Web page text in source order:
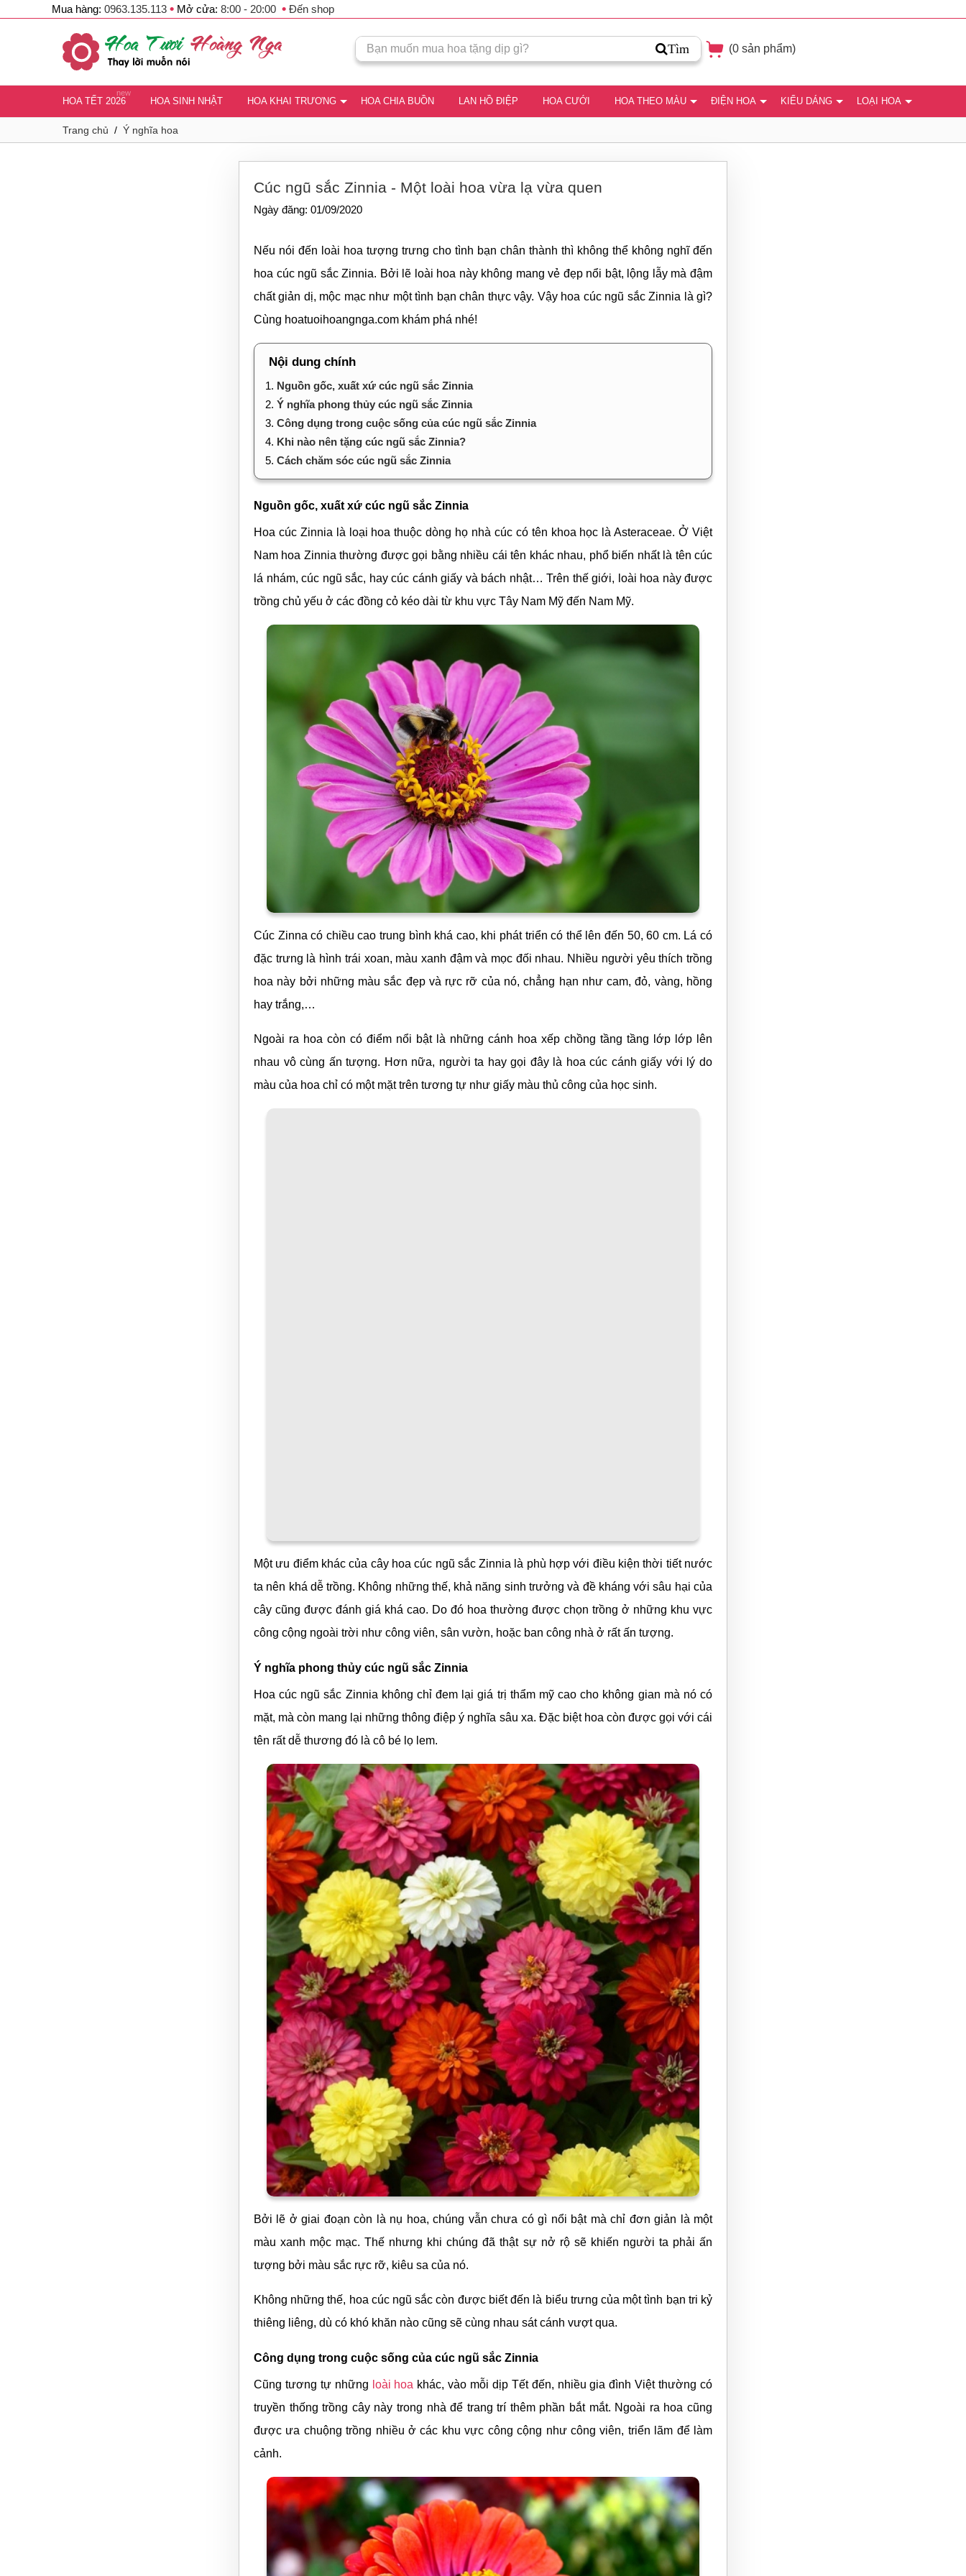
Mua hàng: 0963.135.113 • Mở cửa: 8:00 - 20:00 • Đến shop
Tìm (0 sản phẩm)
new
HOA TẾT 2026 HOA SINH NHẬT HOA KHAI TRƯƠNG HOA CHIA BUỒN LAN HỒ ĐIỆP HOA CƯỚI HOA THEO MÀU ĐIỆN HOA KIỂU DÁNG LOẠI HOA
Trang chủ / Ý nghĩa hoa
Cúc ngũ sắc Zinnia - Một loài hoa vừa lạ vừa quen
Ngày đăng: 01/09/2020
Nếu nói đến loài hoa tượng trưng cho tình bạn chân thành thì không thể không nghĩ đến
hoa cúc ngũ sắc Zinnia. Bởi lẽ loài hoa này không mang vẻ đẹp nổi bật, lộng lẫy mà đậm
chất giản dị, mộc mạc như một tình bạn chân thực vậy. Vậy hoa cúc ngũ sắc Zinnia là gì?
Cùng hoatuoihoangnga.com khám phá nhé!
Nội dung chính
1. Nguồn gốc, xuất xứ cúc ngũ sắc Zinnia
2. Ý nghĩa phong thủy cúc ngũ sắc Zinnia
3. Công dụng trong cuộc sống của cúc ngũ sắc Zinnia
4. Khi nào nên tặng cúc ngũ sắc Zinnia?
5. Cách chăm sóc cúc ngũ sắc Zinnia
Nguồn gốc, xuất xứ cúc ngũ sắc Zinnia
Hoa cúc Zinnia là loại hoa thuộc dòng họ nhà cúc có tên khoa học là Asteraceae. Ở Việt
Nam hoa Zinnia thường được gọi bằng nhiều cái tên khác nhau, phổ biến nhất là tên cúc
lá nhám, cúc ngũ sắc, hay cúc cánh giấy và bách nhật… Trên thế giới, loài hoa này được
trồng chủ yếu ở các đồng cỏ kéo dài từ khu vực Tây Nam Mỹ đến Nam Mỹ.
Cúc Zinna có chiều cao trung bình khá cao, khi phát triển có thể lên đến 50, 60 cm. Lá có
đặc trưng là hình trái xoan, màu xanh đậm và mọc đối nhau. Nhiều người yêu thích trồng
hoa này bởi những màu sắc đẹp và rực rỡ của nó, chẳng hạn như cam, đỏ, vàng, hồng
hay trắng,…
Ngoài ra hoa còn có điểm nổi bật là những cánh hoa xếp chồng tầng tầng lớp lớp lên
nhau vô cùng ấn tượng. Hơn nữa, người ta hay gọi đây là hoa cúc cánh giấy với lý do
màu của hoa chỉ có một mặt trên tương tự như giấy màu thủ công của học sinh.
Bởi lẽ ở giai đoạn còn là nụ hoa, chúng vẫn chưa có gì nổi bật mà chỉ đơn giản là một
màu xanh mộc mạc. Thế nhưng khi chúng đã thật sự nở rộ sẽ khiến người ta phải ấn
tượng bởi màu sắc rực rỡ, kiêu sa của nó.
Không những thế, hoa cúc ngũ sắc còn được biết đến là biểu trưng của một tình bạn tri kỷ
thiêng liêng, dù có khó khăn nào cũng sẽ cùng nhau sát cánh vượt qua.
Công dụng trong cuộc sống của cúc ngũ sắc Zinnia
Cũng tương tự nhữngloài hoakhác, vào mỗi dịp Tết đến, nhiều gia đình Việt thường có
truyền thống trồng cây này trong nhà để trang trí thêm phần bắt mắt. Ngoài ra hoa cũng
được ưa chuộng trồng nhiều ở các khu vực công cộng như công viên, triển lãm để làm
cảnh.
Bên cạnh đó, bạn cũng có thể lấy vài cành hoa cúc ngũ sắc Zinnia cắm trong bình nước
để trang trí trong nhà ở, hoặc bàn tiệc rất tinh tế và thẩm mỹ.
Khi nào nên tặng cúc ngũ sắc Zinnia?
Sẽ thật ý nghĩa biết bao nhiêu khi gửi tặng một chậu hoa cúc ngũ sắc Zinnia đến những
cùng sâu sắc đến họ.